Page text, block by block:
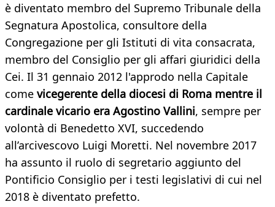
è diventato membro del Supremo Tribunale della
Segnatura Apostolica, consultore della
Congregazione per gli Istituti di vita consacrata,
membro del Consiglio per gli affari giuridici della
Cei. Il 31 gennaio 2012 l'approdo nella Capitale
come vicegerente della diocesi di Roma mentre il
cardinale vicario era Agostino Vallini, sempre per
volontà di Benedetto XVI, succedendo
all’arcivescovo Luigi Moretti. Nel novembre 2017
ha assunto il ruolo di segretario aggiunto del
Pontificio Consiglio per i testi legislativi di cui nel
2018 è diventato prefetto.